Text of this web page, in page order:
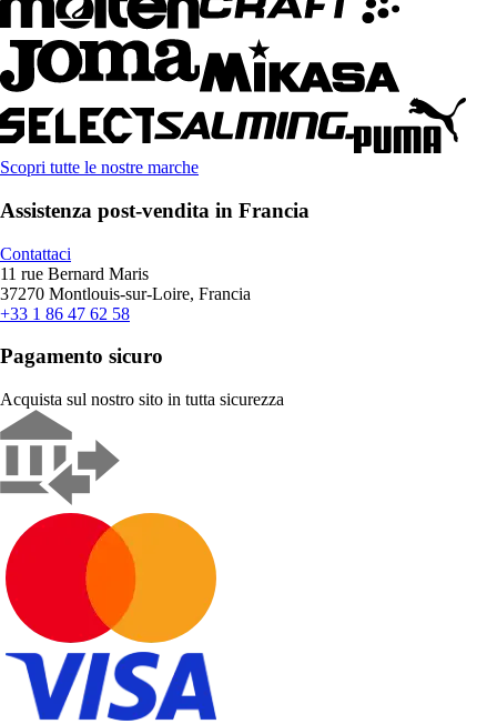
Scopri tutte le nostre marche
Assistenza post-vendita in Francia
Contattaci
11 rue Bernard Maris
37270 Montlouis-sur-Loire, Francia
+33 1 86 47 62 58
Pagamento sicuro
Acquista sul nostro sito in tutta sicurezza